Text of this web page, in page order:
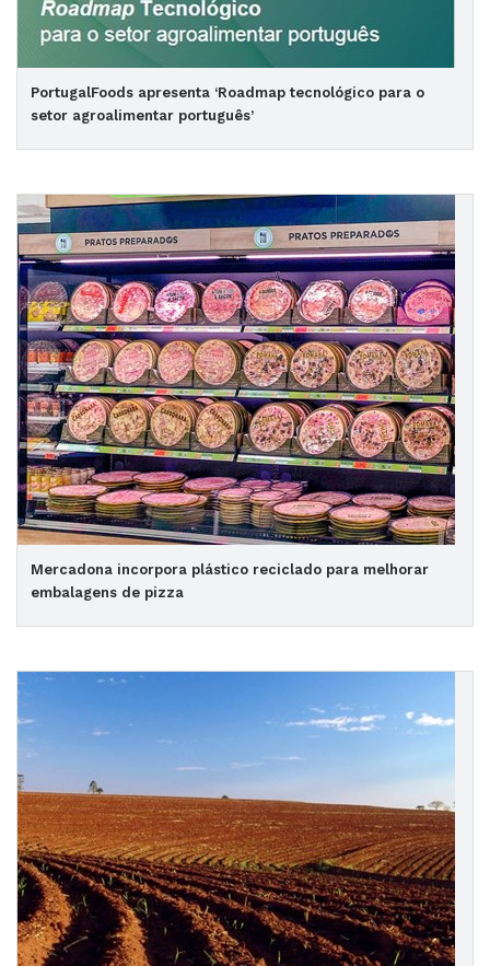
PortugalFoods apresenta ‘Roadmap tecnológico para o
setor agroalimentar português’
Mercadona incorpora plástico reciclado para melhorar
embalagens de pizza